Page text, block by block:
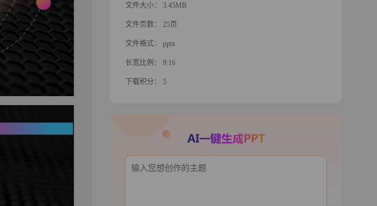
文件大小： 3.45MB
文件页数： 25页
文件格式： pptx
长宽比例： 9:16
下载积分： 5